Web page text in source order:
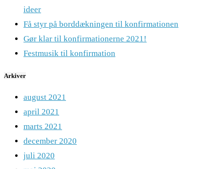
ideer
Få styr på borddækningen til konfirmationen
Gør klar til konfirmationerne 2021!
Festmusik til konfirmation
Arkiver
august 2021
april 2021
marts 2021
december 2020
juli 2020